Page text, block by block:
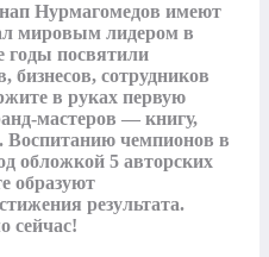
Нурмагомедов имеют
мировым лидером в
годы посвятили
бизнесов, сотрудников
в руках первую
мастеров — книгу,
чемпионов в
обложкой 5 авторских
образуют
результата.
сейчас!